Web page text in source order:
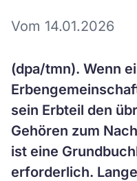
Vom 14.01.2026
(dpa/tmn). Wenn
sein Erbteil den
Gehören zum
ist eine
erforderlich.